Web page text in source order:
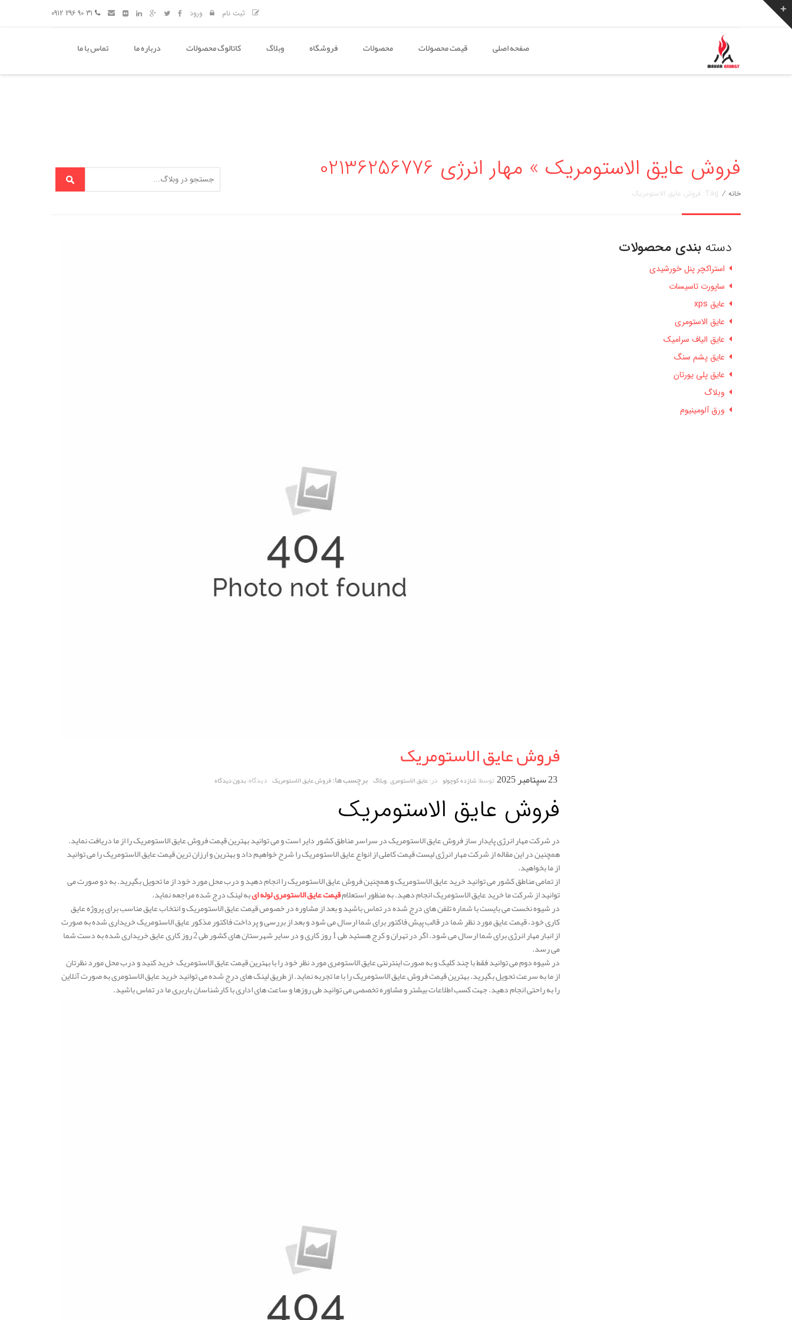
ثبت نام ورود
صفحه اصلی قیمت محصولات محصولات فروشگاه وبلاگ کاتالوگ محصولات درباره ما تماس با ما
فروش عایق الاستومریک » مهار انرژی 02136256776
خانه / Tag: فروش عایق الاستومریک
فروش عایق الاستومریک
23 سپتامبر 2025 توسط:شازده کوچولو در:عایق الاستومری ,وبلاگ برچسب ها:فروش عایق الاستومریک دیدگاه:بدون دیدگاه
فروش عایق الاستومریک
در شرکت مهار انرژی پایدار ساز فروش عایق الاستومریک در سراسر مناطق کشور دایر است و می توانید بهترین قیمت فروش عایق الاستومریک را از ما دریافت نماید.
همچنین در این مقاله از شرکت مهار انرژی لیست قیمت کاملی از انواع عایق الاستومریک را شرح خواهیم داد و بهترین و ارزان ترین قیمت عایق الاستومریک را می توانید
از ما بخواهید.
از تمامی مناطق کشور می توانید خرید عایق الاستومریک و همچنین فروش عایق الاستومریک را انجام دهید و درب محل مورد خود از ما تحویل بگیرید. به دو صورت می
توانید از شرکت ما خرید عایق الاستومریک انجام دهید. به منظور استعلامقیمت عایق الاستومری لوله ایبه لینک درج شده مراجعه نماید.
در شیوه نخست می بایست با شماره تلفن های درج شده در تماس باشید و بعد از مشاوره در خصوص قیمت عایق الاستومریک و انتخاب عایق مناسب برای پروژه عایق
کاری خود، قیمت عایق مورد نظر شما در قالب پیش فاکتور برای شما ارسال می شود و بعد از بررسی و پرداخت فاکتور مذکور عایق الاستومریک خریداری شده به صورت
از انبار مهار انرژی برای شما ارسال می شود. اگر در تهران و کرج هستید طی 1 روز کاری و در سایر شهرستان های کشور طی 2 روز کاری عایق خریداری شده به دست شما
می رسد.
در شیوه دوم می توانید فقط با چند کلیک و به صورت اینترنتی عایق الاستومری مورد نظر خود را با بهترین قیمت عایق الاستومریک خرید کنید و درب محل مورد نظرتان
از ما به سرعت تحویل بگیرید. بهترین قیمت فروش عایق الاستومریک را با ما تجربه نماید. از طریق لینک های درج شده می توانید خرید عایق الاستومری به صورت آنلاین
را به راحتی انجام دهید. جهت کسب اطلاعات بیشتر و مشاوره تخصصی می توانید طی روزها و ساعت های اداری با کارشناسان باربری ما در تماس باشید.
دسته بندی محصولات
استراکچر پنل خورشیدی
ساپورت تاسیسات
عایق xps
عایق الاستومری
عایق الیاف سرامیک
عایق پشم سنگ
عایق پلی یورتان
وبلاگ
ورق آلومینیوم